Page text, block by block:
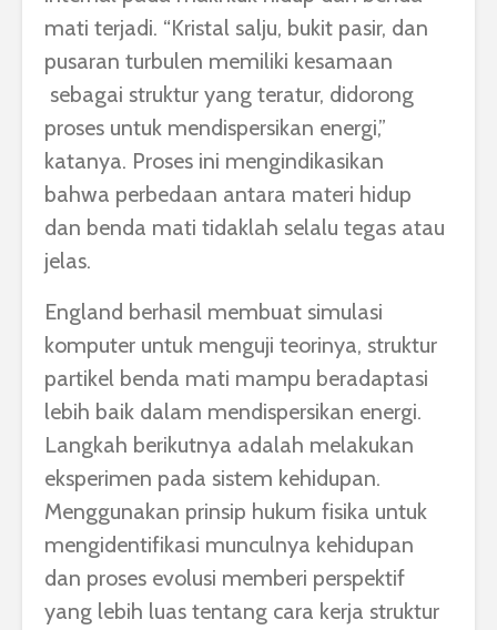
mati terjadi. “Kristal salju, bukit pasir, dan
pusaran turbulen memiliki kesamaan
sebagai struktur yang teratur, didorong
proses untuk mendispersikan energi,”
katanya. Proses ini mengindikasikan
bahwa perbedaan antara materi hidup
dan benda mati tidaklah selalu tegas atau
jelas.
England berhasil membuat simulasi
komputer untuk menguji teorinya, struktur
partikel benda mati mampu beradaptasi
lebih baik dalam mendispersikan energi.
Langkah berikutnya adalah melakukan
eksperimen pada sistem kehidupan.
Menggunakan prinsip hukum fisika untuk
mengidentifikasi munculnya kehidupan
dan proses evolusi memberi perspektif
yang lebih luas tentang cara kerja struktur